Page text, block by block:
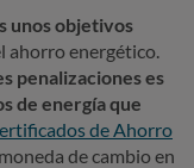
unos objetivos
ahorro energético.
penalizaciones es
de energía que
de Ahorro
de cambio en